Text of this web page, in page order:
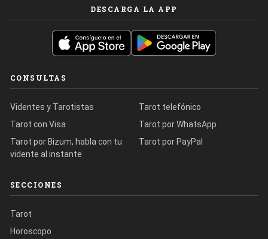
DESCARGA LA APP
CONSULTAS
Videntes y Tarotistas
Tarot con Visa
Tarot por Bizum, habla con tu
vidente al instante
Tarot telefónico
Tarot por WhatsApp
Tarot por PayPal
SECCIONES
Tarot
Horoscopo